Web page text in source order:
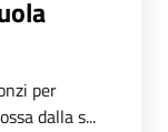
per
dalla s...